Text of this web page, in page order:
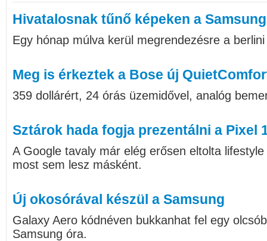
Hivatalosnak tűnő képeken a
Egy hónap múlva kerül megrendezésre a
Meg is érkeztek a Bose új
359 dollárért, 24 órás üzemidővel, analóg
Sztárok hada fogja prezentálni a Pixel
A Google tavaly már elég erősen eltolta
most sem lesz másként.
Új okosórával készül a Samsung
Galaxy Aero kódnéven bukkanhat fel egy
Samsung óra.